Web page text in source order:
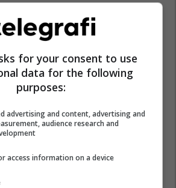
for your consent to use
data for the following
purposes:
advertising and content, advertising and
audience research and
access information on a device